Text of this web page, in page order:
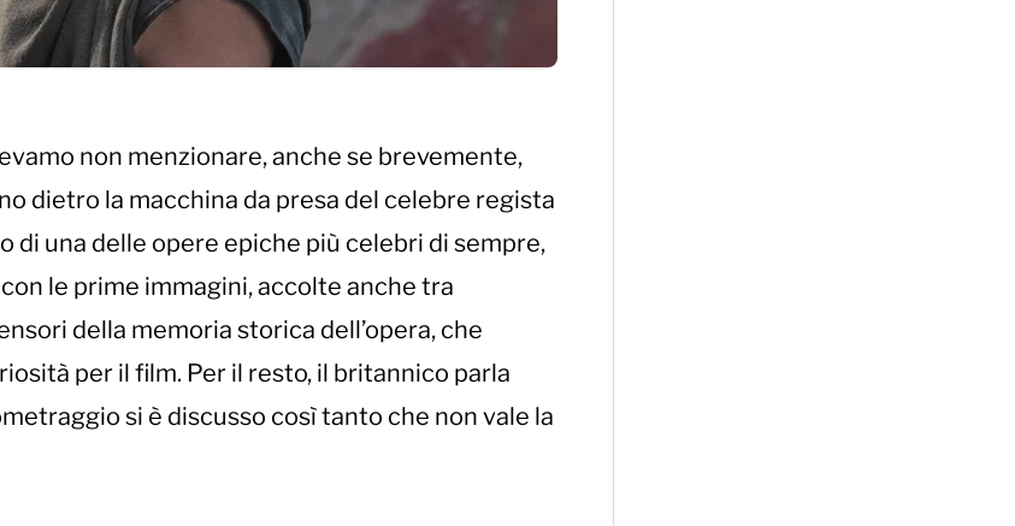
non menzionare, anche se brevemente,
dietro la macchina da presa del celebre regista
di una delle opere epiche più celebri di sempre,
le prime immagini, accolte anche tra
della memoria storica dell’opera, che
per il film. Per il resto, il britannico parla
si è discusso così tanto che non vale la